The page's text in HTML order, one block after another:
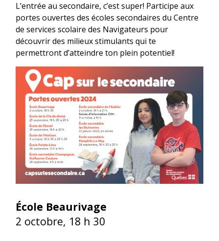
L’entrée au secondaire, c’est super! Participe aux
portes ouvertes des écoles secondaires du Centre
de services scolaire des Navigateurs pour
découvrir des milieux stimulants qui te
permettront d’atteindre ton plein potentiel!
École Beaurivage
2 octobre, 18 h 30